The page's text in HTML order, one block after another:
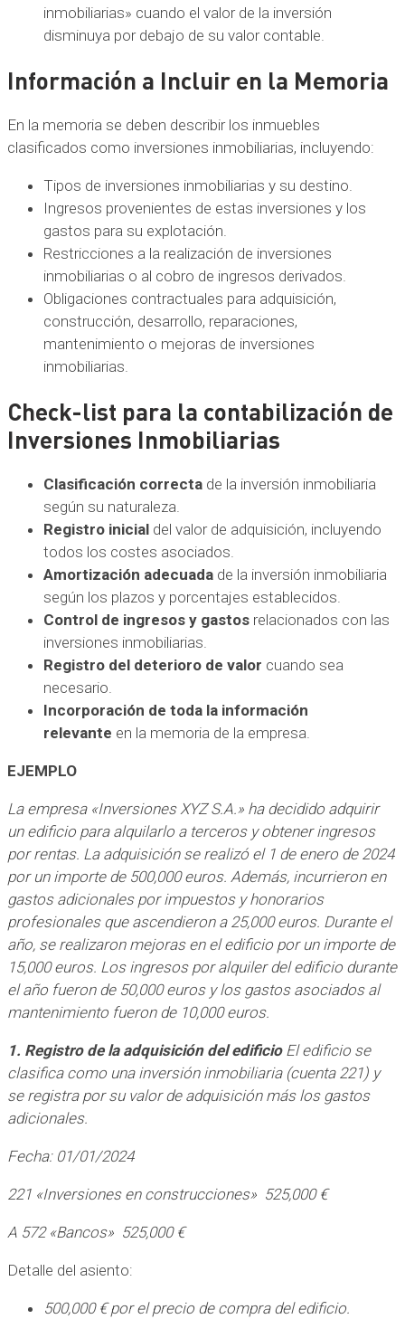
inmobiliarias» cuando el valor de la inversión
disminuya por debajo de su valor contable.
Información a Incluir en la Memoria
En la memoria se deben describir los inmuebles
clasificados como inversiones inmobiliarias, incluyendo:
Tipos de inversiones inmobiliarias y su destino.
Ingresos provenientes de estas inversiones y los
gastos para su explotación.
Restricciones a la realización de inversiones
inmobiliarias o al cobro de ingresos derivados.
Obligaciones contractuales para adquisición,
construcción, desarrollo, reparaciones,
mantenimiento o mejoras de inversiones
inmobiliarias.
Check-list para la contabilización de
Inversiones Inmobiliarias
Clasificación correcta de la inversión inmobiliaria
según su naturaleza.
Registro inicial del valor de adquisición, incluyendo
todos los costes asociados.
Amortización adecuada de la inversión inmobiliaria
según los plazos y porcentajes establecidos.
Control de ingresos y gastos relacionados con las
inversiones inmobiliarias.
Registro del deterioro de valor cuando sea
necesario.
Incorporación de toda la información
relevante en la memoria de la empresa.
EJEMPLO
La empresa «Inversiones XYZ S.A.» ha decidido adquirir
un edificio para alquilarlo a terceros y obtener ingresos
por rentas. La adquisición se realizó el 1 de enero de 2024
por un importe de 500,000 euros. Además, incurrieron en
gastos adicionales por impuestos y honorarios
profesionales que ascendieron a 25,000 euros. Durante el
año, se realizaron mejoras en el edificio por un importe de
15,000 euros. Los ingresos por alquiler del edificio durante
el año fueron de 50,000 euros y los gastos asociados al
mantenimiento fueron de 10,000 euros.
1. Registro de la adquisición del edificioEl edificio se
clasifica como una inversión inmobiliaria (cuenta 221) y
se registra por su valor de adquisición más los gastos
adicionales.
Fecha: 01/01/2024
221 «Inversiones en construcciones» 525,000 €
A 572 «Bancos» 525,000 €
Detalle del asiento:
500,000 € por el precio de compra del edificio.